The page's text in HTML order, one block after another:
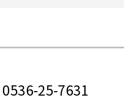
0536-25-7631